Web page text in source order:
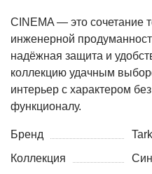
CINEMA — это сочетание
инженерной
надёжная защита и
коллекцию удачным
интерьер с характером
функционалу.
Бренд
Коллекция